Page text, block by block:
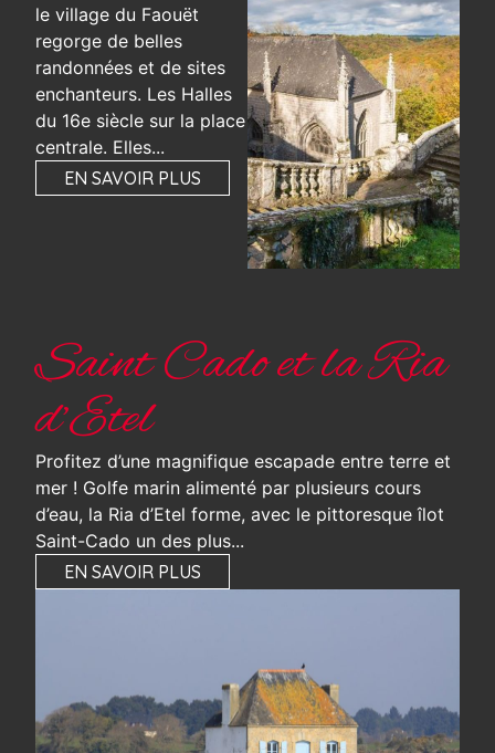
le village du Faouët
regorge de belles
randonnées et de sites
enchanteurs. Les Halles
du 16e siècle sur la place
centrale. Elles...
EN SAVOIR PLUS
Saint Cado et la Ria
d’Etel
Profitez d’une magnifique escapade entre terre et
mer ! Golfe marin alimenté par plusieurs cours
d’eau, la Ria d’Etel forme, avec le pittoresque îlot
Saint-Cado un des plus...
EN SAVOIR PLUS